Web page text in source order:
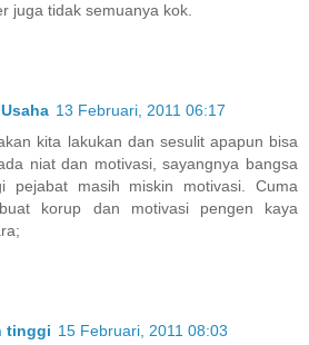
juga tidak semuanya kok.
13 Februari, 2011 06:17
kita lakukan dan sesulit apapun bisa
niat dan motivasi, sayangnya bangsa
pejabat masih miskin motivasi. Cuma
korup dan motivasi pengen kaya
tinggi 15 Februari, 2011 08:03